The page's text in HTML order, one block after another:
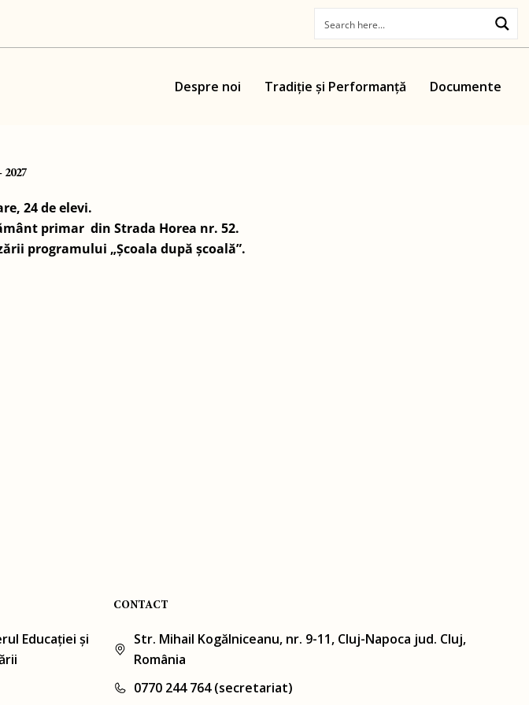
Despre noi Tradiție și Performanță Documente
2027
24 de elevi.
primar din Strada Horea nr. 52.
programului „Școala după școală”.
Educației și
CONTACT
Str. Mihail Kogălniceanu, nr. 9-11, Cluj-Napoca jud. Cluj,
România
0770 244 764 (secretariat)